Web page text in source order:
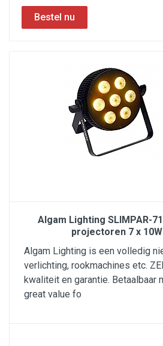
Algam Lighting SLIMPAR-
projectoren 7 x 10W
Algam Lighting is een volledig
verlichting, rookmachines etc.
kwaliteit en garantie. Betaalbaar
great value fo